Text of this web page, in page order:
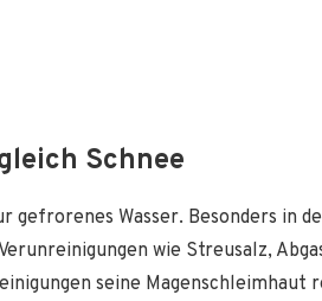
Schnee
gefrorenes Wasser. Besonders in
wie Streusalz,
seine